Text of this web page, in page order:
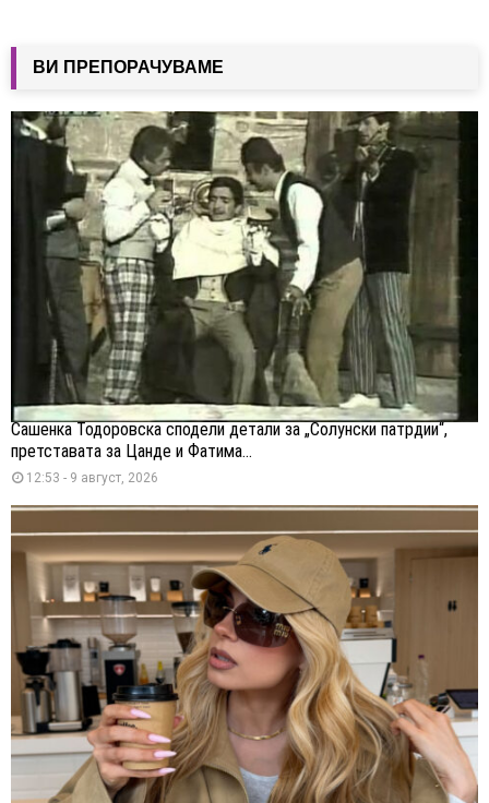
ВИ ПРЕПОРАЧУВАМЕ
Сашенка Тодоровска сподели детали за „Солунски патрдии“,
претставата за Цанде и Фатима...
12:53 - 9 август, 2026